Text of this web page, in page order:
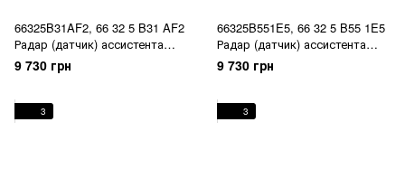
66325B31AF2, 66 32 5 B31 AF2
Радар (датчик) ассистента
мертвых зон Driving Assistant
передний / задний BMW 1 F70
G60/G61/G68/G90/G99 / 7 G70 /
X1 U11/U12 / X2 U10 / X3
9 730 грн
66325B551E5, 66 32 5 B55 1E5
Радар (датчик) ассистента
мертвых зон Driving Assistant
передний / задний BMW 1 F70
G60/G61/G68/G90/G99 / 7 G70 /
X1 U11/U12 / X2 U10 / X3
9 730 грн
3 3